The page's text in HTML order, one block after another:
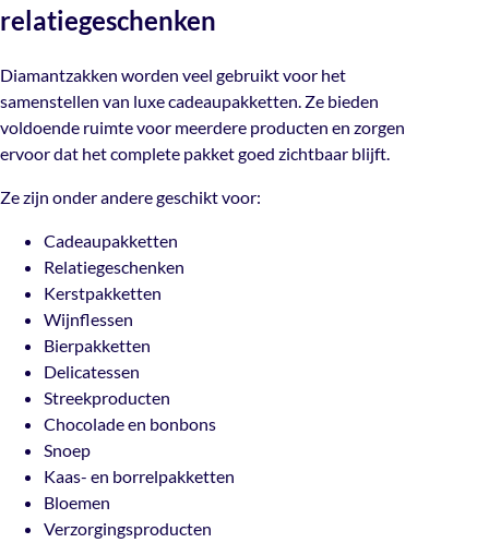
relatiegeschenken
Diamantzakken worden veel gebruikt voor het
samenstellen van luxe cadeaupakketten. Ze bieden
voldoende ruimte voor meerdere producten en zorgen
ervoor dat het complete pakket goed zichtbaar blijft.
Ze zijn onder andere geschikt voor:
Cadeaupakketten
Relatiegeschenken
Kerstpakketten
Wijnflessen
Bierpakketten
Delicatessen
Streekproducten
Chocolade en bonbons
Snoep
Kaas- en borrelpakketten
Bloemen
Verzorgingsproducten